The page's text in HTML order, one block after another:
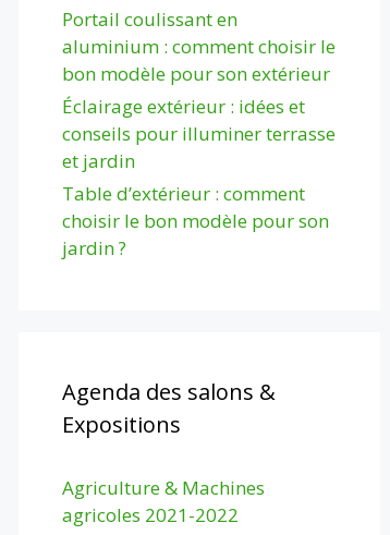
Portail coulissant en
aluminium : comment choisir le
bon modèle pour son extérieur
Éclairage extérieur : idées et
conseils pour illuminer terrasse
et jardin
Table d’extérieur : comment
choisir le bon modèle pour son
jardin ?
Agenda des salons &
Expositions
Agriculture & Machines
agricoles 2021-2022